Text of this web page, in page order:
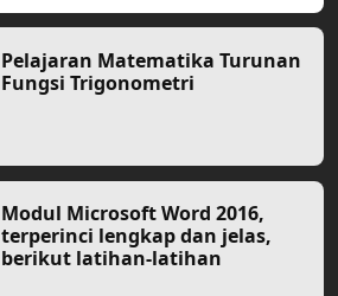
Pelajaran Matematika Turunan
Fungsi Trigonometri
Modul Microsoft Word 2016,
terperinci lengkap dan jelas,
berikut latihan-latihan